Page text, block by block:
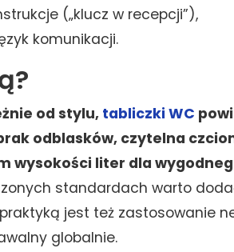
(„klucz w recepcji”),
komunikacji.
od stylu, tabliczki WC
odblasków, czytelna
wysokości liter dla
standardach warto
praktyką jest też zastosowanie
globalnie.